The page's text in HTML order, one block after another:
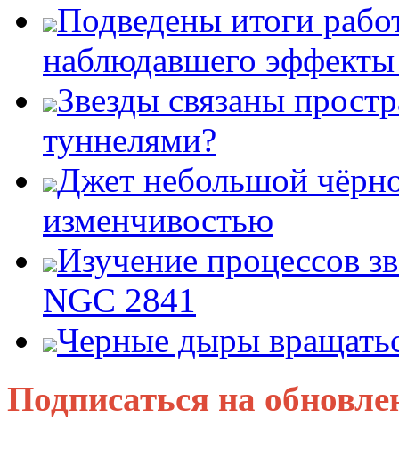
Подведены итоги
наблюдавшего
Звезды связаны
туннелями?
Джет небольшой
изменчивостью
Изучение процессов
NGC 2841
Черные дыры
Подписаться на